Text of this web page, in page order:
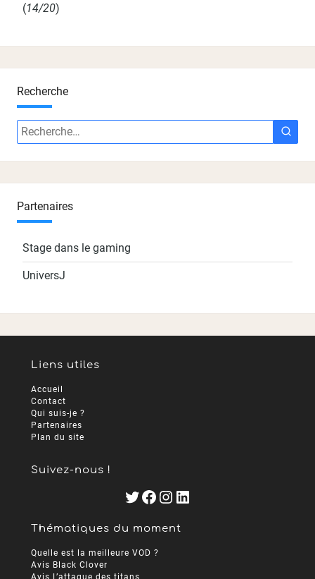
(14/20)
Recherche
Recherche
:
Partenaires
Stage dans le gaming
UniversJ
Liens utiles
Accueil
Contact
Qui suis-je ?
Partenaires
Plan du site
Suivez-nous !
Twitter
Facebook
Instagram
LinkedIn
Thématiques du moment
Quelle est la meilleure VOD ?
Avis Black Clover
Avis L’attaque des titans